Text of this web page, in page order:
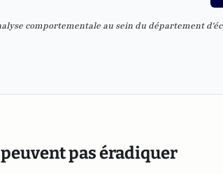
comportementale au sein du département
pas éradiquer